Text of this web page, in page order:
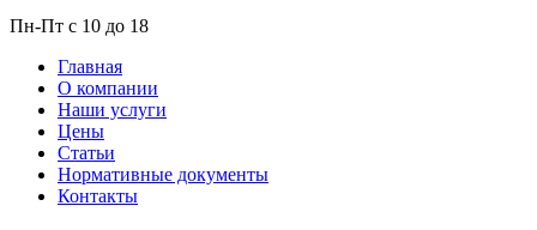
Пн-Пт с 10 до 18
Главная
О компании
Наши услуги
Цены
Статьи
Нормативные документы
Контакты